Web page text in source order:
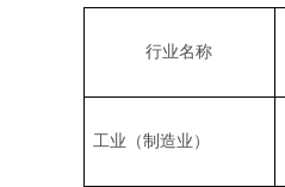
行业名称
工业（制造业）